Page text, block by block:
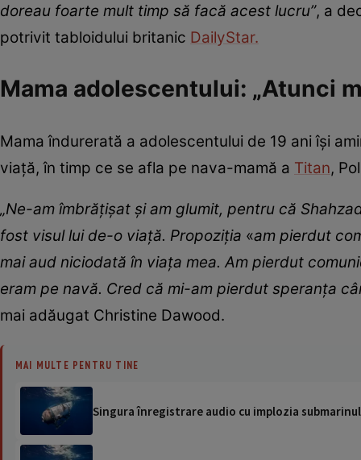
doreau foarte mult timp să facă acest lucru”, a
potrivit tabloidului britanic DailyStar.
Mama adolescentului: „Atunci
Mama îndurerată a adolescentului de 19 ani își
viață, în timp ce se afla pe nava-mamă a Titan,
„Ne-am îmbrățișat și am glumit, pentru că
fost visul lui de-o viață. Propoziția «am pierdut
mai aud niciodată în viața mea. Am pierdut
eram pe navă. Cred că mi-am pierdut speranța
mai adăugat Christine Dawood.
MAI MULTE PENTRU TINE
Singura înregistrare audio cu implozia